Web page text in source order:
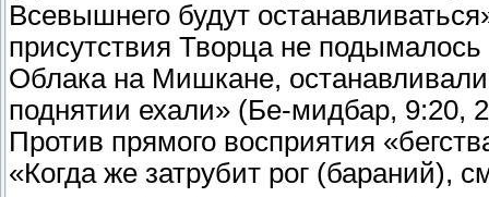
Всевышнего будут
присутствия Творца не
Облака на Мишкане,
поднятии ехали» (Бе-мидбар, 9:20,
Против прямого восприятия
«Когда же затрубит рог (бараний),